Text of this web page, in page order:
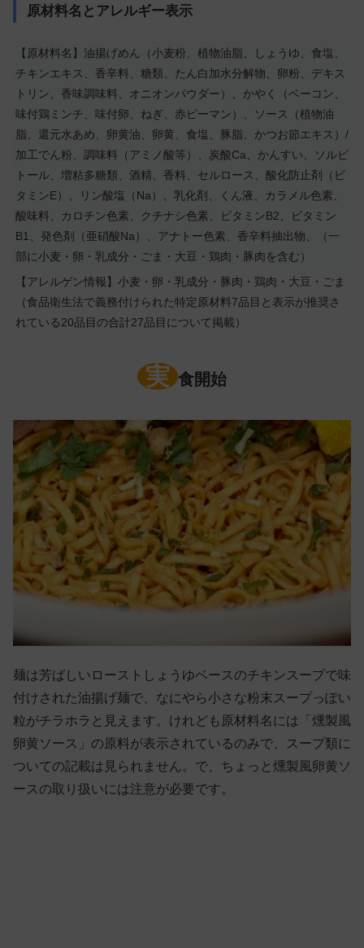
原材料名とアレルギー表示
【原材料名】油揚げめん（小麦粉、植物油脂、しょうゆ、食塩、
チキンエキス、香辛料、糖類、たん白加水分解物、卵粉、デキス
トリン、香味調味料、オニオンパウダー）、かやく（ベーコン、
味付鶏ミンチ、味付卵、ねぎ、赤ピーマン）、ソース（植物油
脂、還元水あめ、卵黄油、卵黄、食塩、豚脂、かつお節エキス）/
加工でん粉、調味料（アミノ酸等）、炭酸Ca、かんすい、ソルビ
トール、増粘多糖類、酒精、香料、セルロース、酸化防止剤（ビ
タミンE）、リン酸塩（Na）、乳化剤、くん液、カラメル色素、
酸味料、カロチン色素、クチナシ色素、ビタミンB2、ビタミン
B1、発色剤（亜硝酸Na）、アナトー色素、香辛料抽出物、（一
部に小麦・卵・乳成分・ごま・大豆・鶏肉・豚肉を含む）
【アレルゲン情報】小麦・卵・乳成分・豚肉・鶏肉・大豆・ごま
（食品衛生法で義務付けられた特定原材料7品目と表示が推奨さ
れている20品目の合計27品目について掲載）
実 食開始
麺は芳ばしいローストしょうゆベースのチキンスープで味
付けされた油揚げ麺で、なにやら小さな粉末スープっぽい
粒がチラホラと見えます。けれども原材料名には「燻製風
卵黄ソース」の原料が表示されているのみで、スープ類に
ついての記載は見られません。で、ちょっと燻製風卵黄ソ
ースの取り扱いには注意が必要です。